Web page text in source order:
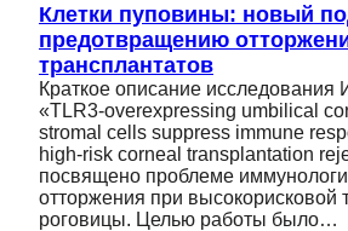
Клетки пуповины: новый
предотвращению
трансплантатов
Краткое описание исследования
«TLR3-overexpressing umbilical
stromal cells suppress immune
high-risk corneal transplantation
посвящено проблеме
отторжения при высокорисковой
роговицы. Целью работы было…